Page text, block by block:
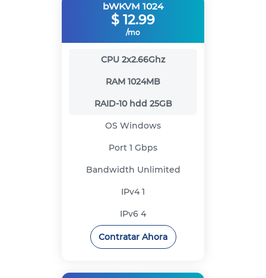
bWKVM 1024
$ 12.99
/mo
CPU 2x2.66Ghz
RAM 1024MB
RAID-10 hdd 25GB
OS Windows
Port 1 Gbps
Bandwidth Unlimited
IPv41
IPv6 4
Contratar Ahora